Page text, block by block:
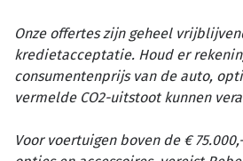
Onze offertes zijn geheel
kredietacceptatie. Houd er
consumentenprijs van de auto,
vermelde CO2-uitstoot kunnen
Voor voertuigen boven de €